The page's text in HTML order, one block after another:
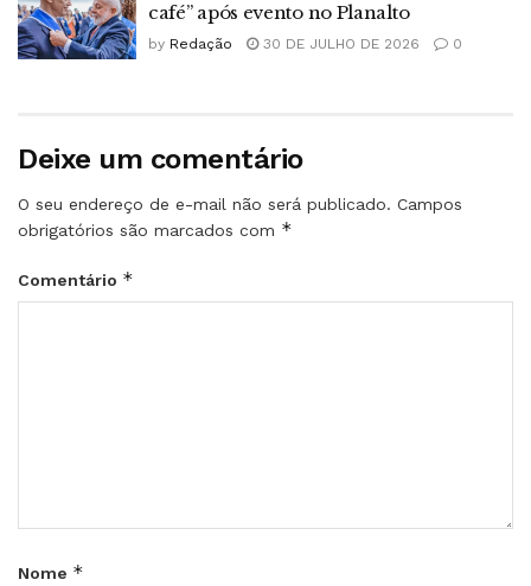
café” após evento no Planalto
by Redação 30 DE JULHO DE 2026 0
Deixe um comentário
O seu endereço de e-mail não será publicado. Campos
obrigatórios são marcados com *
Comentário *
Nome *